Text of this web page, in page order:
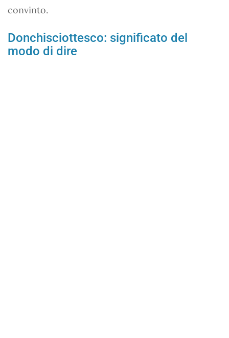
convinto.
Donchisciottesco: significato del
modo di dire